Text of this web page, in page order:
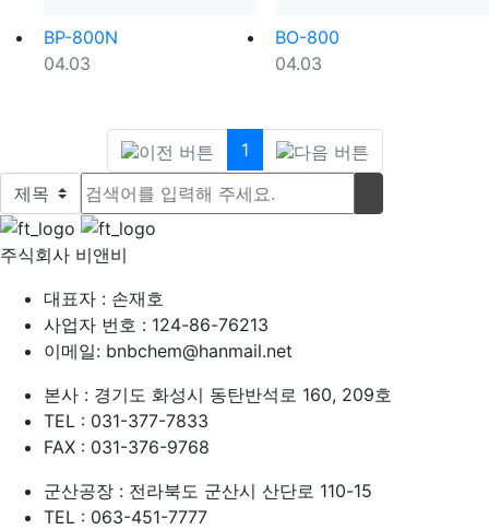
BP-800N
등록일
04.03
BO-800
등록일
04.03
1(current)
검색대상
검색어
검색하기
주식회사 비앤비
대표자 : 손재호
사업자 번호 : 124-86-76213
이메일: bnbchem@hanmail.net
본사 : 경기도 화성시 동탄반석로 160, 209호
TEL : 031-377-7833
FAX : 031-376-9768
군산공장 : 전라북도 군산시 산단로 110-15
TEL : 063-451-7777